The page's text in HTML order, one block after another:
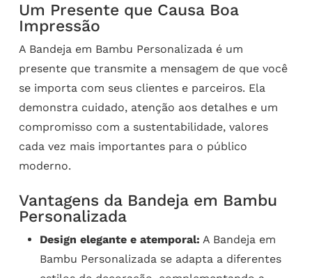
Um Presente que Causa Boa
Impressão
A Bandeja em Bambu Personalizada é um
presente que transmite a mensagem de que você
se importa com seus clientes e parceiros. Ela
demonstra cuidado, atenção aos detalhes e um
compromisso com a sustentabilidade, valores
cada vez mais importantes para o público
moderno.
Vantagens da Bandeja em Bambu
Personalizada
Design elegante e atemporal: A Bandeja em
Bambu Personalizada se adapta a diferentes